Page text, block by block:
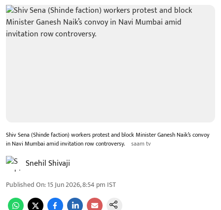
Shiv Sena (Shinde faction) workers protest and block Minister Ganesh Naik’s convoy
in Navi Mumbai amid invitation row controversy.
saam tv
Snehil Shivaji
Published On:15 Jun 2026, 8:54 pm IST